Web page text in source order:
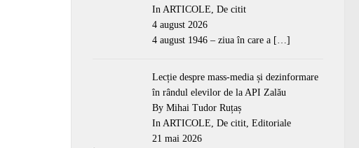
InARTICOLE,De citit
4 august 2026
4 august 1946 – ziua în care a […]
Lecție despre mass-media și dezinformare
în rândul elevilor de la API Zalău
By Mihai Tudor Ruțaș
InARTICOLE,De citit,Editoriale
21 mai 2026